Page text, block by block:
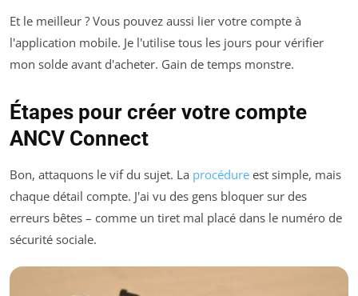
Et le meilleur ? Vous pouvez aussi lier votre compte à
l'application mobile. Je l'utilise tous les jours pour vérifier
mon solde avant d'acheter. Gain de temps monstre.
Étapes pour créer votre compte
ANCV Connect
Bon, attaquons le vif du sujet. La procédure est simple, mais
chaque détail compte. J'ai vu des gens bloquer sur des
erreurs bêtes – comme un tiret mal placé dans le numéro de
sécurité sociale.